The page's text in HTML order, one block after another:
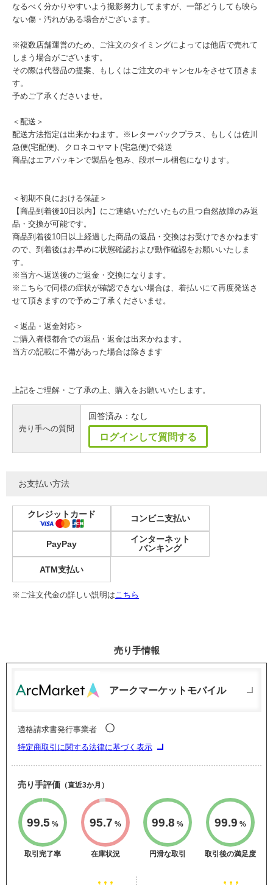
なるべく分かりやすいよう撮影努力してますが、一部どうしても映ら
ない傷・汚れがある場合がございます。
※複数店舗運営のため、ご注文のタイミングによっては他店で売れて
しまう場合がございます。
その際は代替品の提案、もしくはご注文のキャンセルをさせて頂きま
す。
予めご了承くださいませ。
＜配送＞
配送方法指定は出来かねます。※レターパックプラス、もしくは佐川
急便(宅配便)、クロネコヤマト(宅急便)で発送
商品はエアパッキンで製品を包み、段ボール梱包になります。
＜初期不良における保証＞
【商品到着後10日以内】にご連絡いただいたもの且つ自然故障のみ返
品・交換が可能です。
商品到着後10日以上経過した商品の返品・交換はお受けできかねます
ので、到着後はお早めに状態確認および動作確認をお願いいたしま
す。
※当方へ返送後のご返金・交換になります。
※こちらで同様の症状が確認できない場合は、着払いにて再度発送さ
せて頂きますので予めご了承くださいませ。
＜返品・返金対応＞
ご購入者様都合での返品・返金は出来かねます。
当方の記載に不備があった場合は除きます
上記をご理解・ご了承の上、購入をお願いいたします。
売り手への質問
回答済み：なし
ログインして質問する
お支払い方法
クレジットカード コンビニ支払い
PayPay
インターネット
バンキング
ATM支払い
※ご注文代金の詳しい説明はこちら
売り手情報
アークマーケットモバイル
適格請求書発行事業者 〇
特定商取引に関する法律に基づく表示
売り手評価 （直近3か月）
99.5 %
取引完了率
95.7 %
在庫状況
99.8 %
円滑な取引
99.9 %
取引後の満足度